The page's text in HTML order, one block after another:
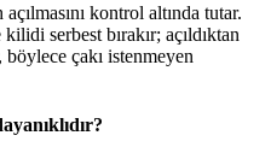
kontrol altında tutar.
serbest bırakır; açıldıktan
çakı istenmeyen